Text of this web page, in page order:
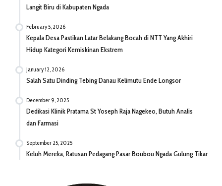
Langit Biru di Kabupaten Ngada
February 5, 2026
Kepala Desa Pastikan Latar Belakang Bocah di NTT Yang Akhiri
Hidup Kategori Kemiskinan Ekstrem
January 12, 2026
Salah Satu Dinding Tebing Danau Kelimutu Ende Longsor
December 9, 2025
Dedikasi Klinik Pratama St Yoseph Raja Nagekeo, Butuh Analis
dan Farmasi
September 25, 2025
Keluh Mereka, Ratusan Pedagang Pasar Boubou Ngada Gulung Tikar